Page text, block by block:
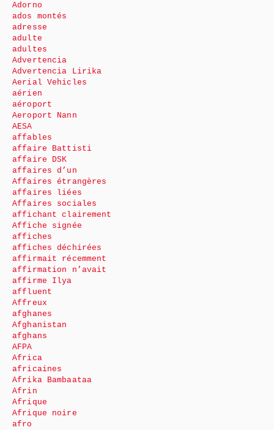
Adorno
ados montés
adresse
adulte
adultes
Advertencia
Advertencia Lirika
Aerial Vehicles
aérien
aéroport
Aeroport Nann
AESA
affables
affaire Battisti
affaire DSK
affaires d’un
Affaires étrangères
affaires liées
Affaires sociales
affichant clairement
Affiche signée
affiches
affiches déchirées
affirmait récemment
affirmation n’avait
affirme Ilya
affluent
Affreux
afghanes
Afghanistan
afghans
AFPA
Africa
africaines
Afrika Bambaataa
Afrin
Afrique
Afrique noire
afro